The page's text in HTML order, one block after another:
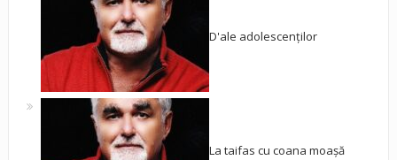
D'ale adolescenților
La taifas cu coana moașă